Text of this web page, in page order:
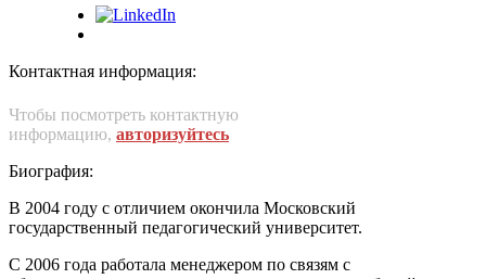
Контактная информация:
Чтобы посмотреть контактную
информацию, авторизуйтесь
Биография:
В 2004 году c отличием окончила Московский
государственный педагогический университет.
С 2006 года работала менеджером по связям с